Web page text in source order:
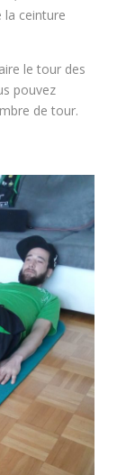
la ceinture
le tour des
pouvez
de tour.